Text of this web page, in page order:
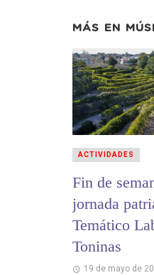
MÁS EN
Fin de
jornada
Temático
Toninas
19 de mayo de
ACTIVIDADES